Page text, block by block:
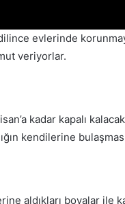
evlerinde
veriyorlar.
kadar kapalı
kendilerine
aldıkları boyalar ile